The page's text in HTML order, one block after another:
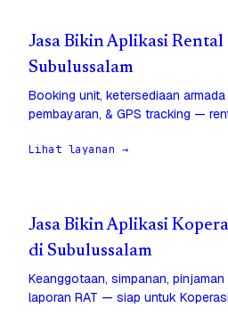
Jasa Bikin Aplikasi Rental
Subulussalam
Booking unit, ketersediaan
pembayaran, & GPS tracking —
Lihat layanan →
Jasa Bikin Aplikasi
di Subulussalam
Keanggotaan, simpanan,
laporan RAT — siap untuk